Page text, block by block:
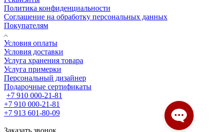
Гарантия на товар
Реквизиты
Политика конфиденциальности
Соглашение на обработку персональных данных
Покупателям
Условия оплаты
Условия доставки
Услуга хранения товара
Услуга примерки
Персональный дизайнер
Подарочные сертификаты
+7 910 000-21-81
+7 910 000-21-81
+7 913 601-80-09